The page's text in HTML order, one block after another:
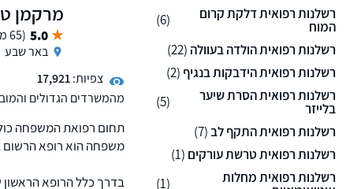
רשלנות רפואית דלקת קרום
המוח
(6)
רשלנות רפואית הולדה בעוולה (22)
רשלנות רפואית הידבקות בנגיף(2)
רשלנות רפואית הסרת שיער
בלייזר
(5)
רשלנות רפואית התקף לב(7)
רשלנות רפואית טרשת עורקים (1)
רשלנות רפואית מחלות
(1)
מרקמן
5.0 (65 ממליצים)
באר שבע
צפיות:17,921
מהמשרדים הגדולים
למשרד סניפים בפריסה
ירושלים, תל-אביב, פתח
תחום רפואת המשפחה
משפחה הוא רופא
בדרך כלל הרופא הראשון